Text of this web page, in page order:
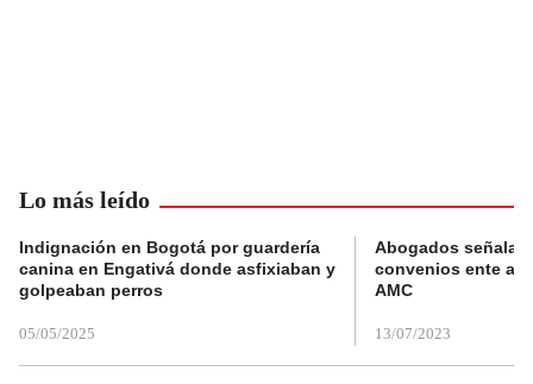
Lo más leído
Indignación en Bogotá por guardería
canina en Engativá donde asfixiaban y
golpeaban perros
05/05/2025
Abogados
convenios ente
AMC
13/07/2023